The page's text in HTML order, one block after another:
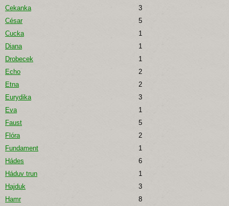
Cekanka
3
César
5
Cucka
1
Diana
1
Drobecek
1
Echo
2
Etna
2
Eurydika
3
Eva
1
Faust
5
Flóra
2
Fundament
1
Hádes
6
Háduv trun
1
Hajduk
3
Hamr
8